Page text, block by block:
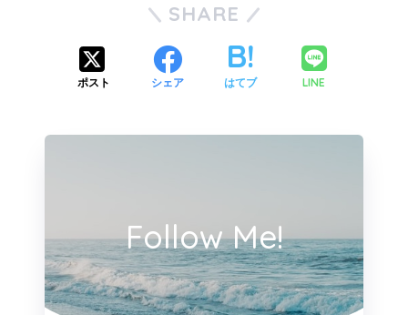
SHARE
ポスト シェア はてブ LINE
Follow Me!